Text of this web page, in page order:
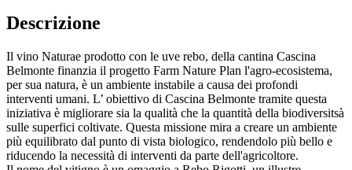
Descrizione
Il vino Naturae prodotto con le uve rebo, della cantina Cascina
Belmonte finanzia il progetto Farm Nature Plan l'agro-ecosistema,
per sua natura, è un ambiente instabile a causa dei profondi
interventi umani. L’ obiettivo di Cascina Belmonte tramite questa
iniziativa è migliorare sia la qualità che la quantità della biodiversitsà
sulle superfici coltivate. Questa missione mira a creare un ambiente
più equilibrato dal punto di vista biologico, rendendolo più bello e
riducendo la necessità di interventi da parte dell'agricoltore.